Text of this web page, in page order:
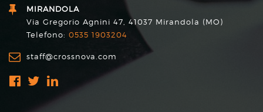
MIRANDOLA
Via Gregorio Agnini 47, 41037 Mirandola (MO)
Telefono: 0535 1903204
staff@crossnova.com